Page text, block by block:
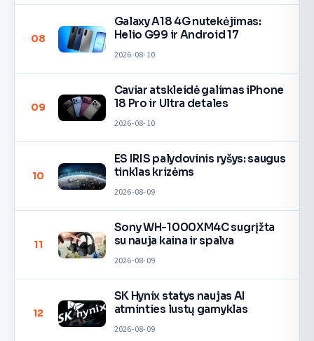
08
Galaxy A18 4G nutekėjimas:
Helio G99 ir Android 17
2026-08-10
09
Caviar atskleidė galimas iPhone
18 Pro ir Ultra detales
2026-08-10
10
ES IRIS palydovinis ryšys: saugus
tinklas krizėms
2026-08-09
11
Sony WH-1000XM4C sugrįžta
su nauja kaina ir spalva
2026-08-09
12
SK Hynix statys naujas AI
atminties lustų gamyklas
2026-08-09